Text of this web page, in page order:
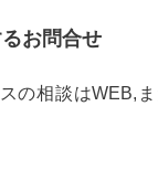
お問合せ
の相談はWEB,